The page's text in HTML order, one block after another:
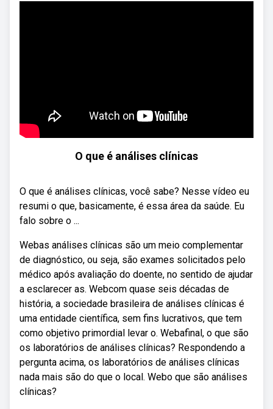
O que é análises clínicas
O que é análises clínicas, você sabe? Nesse vídeo eu
resumi o que, basicamente, é essa área da saúde. Eu
falo sobre o ...
Webas análises clínicas são um meio complementar
de diagnóstico, ou seja, são exames solicitados pelo
médico após avaliação do doente, no sentido de ajudar
a esclarecer as. Webcom quase seis décadas de
história, a sociedade brasileira de análises clínicas é
uma entidade científica, sem fins lucrativos, que tem
como objetivo primordial levar o. Webafinal, o que são
os laboratórios de análises clínicas? Respondendo a
pergunta acima, os laboratórios de análises clínicas
nada mais são do que o local. Webo que são análises
clínicas?